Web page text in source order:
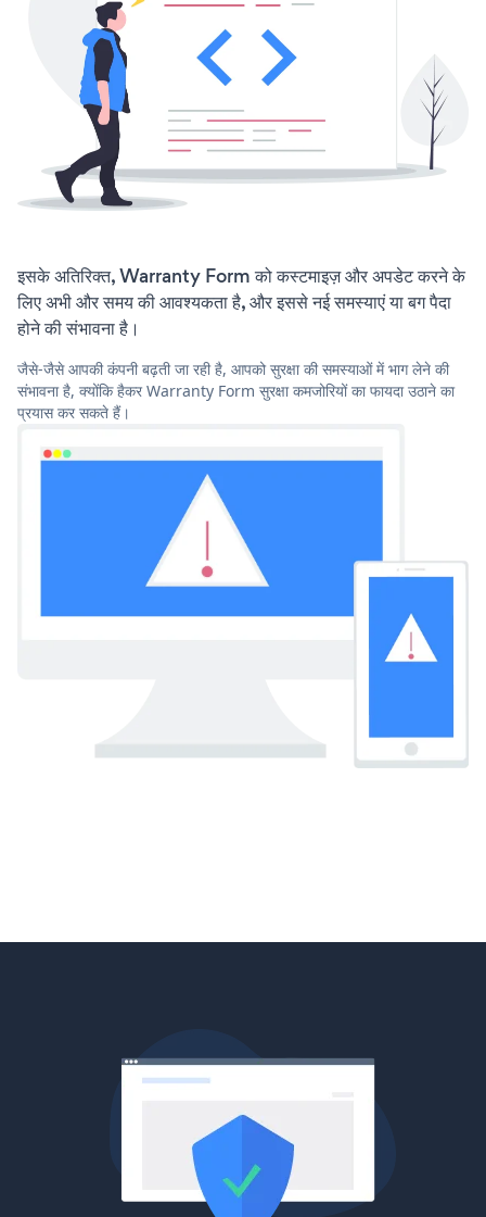
इसके अतिरिक्त, Warranty Form को कस्टमाइज़ और अपडेट करने के
लिए अभी और समय की आवश्यकता है, और इससे नई समस्याएं या बग पैदा
होने की संभावना है।
जैसे-जैसे आपकी कंपनी बढ़ती जा रही है, आपको सुरक्षा की समस्याओं में भाग लेने की
संभावना है, क्योंकि हैकर Warranty Form सुरक्षा कमजोरियों का फायदा उठाने का
प्रयास कर सकते हैं।